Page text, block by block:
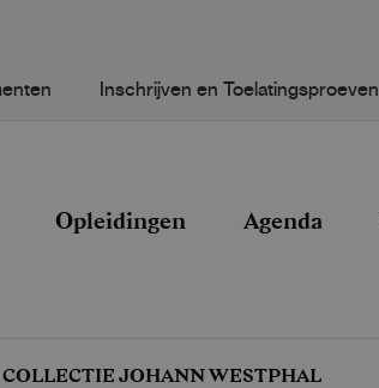
Inschrijven en Toelatingsproeven
Opleidingen Agenda
COLLECTIE JOHANN WESTPHAL